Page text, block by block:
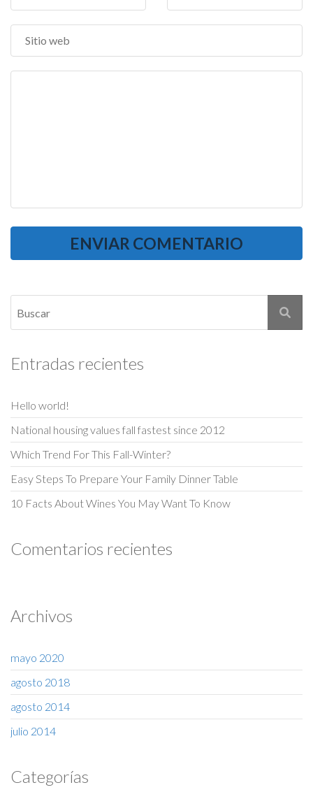
Entradas recientes
Hello world!
National housing values fall fastest since 2012
Which Trend For This Fall-Winter?
Easy Steps To Prepare Your Family Dinner Table
10 Facts About Wines You May Want To Know
Comentarios recientes
Archivos
mayo 2020
agosto 2018
agosto 2014
julio 2014
Categorías